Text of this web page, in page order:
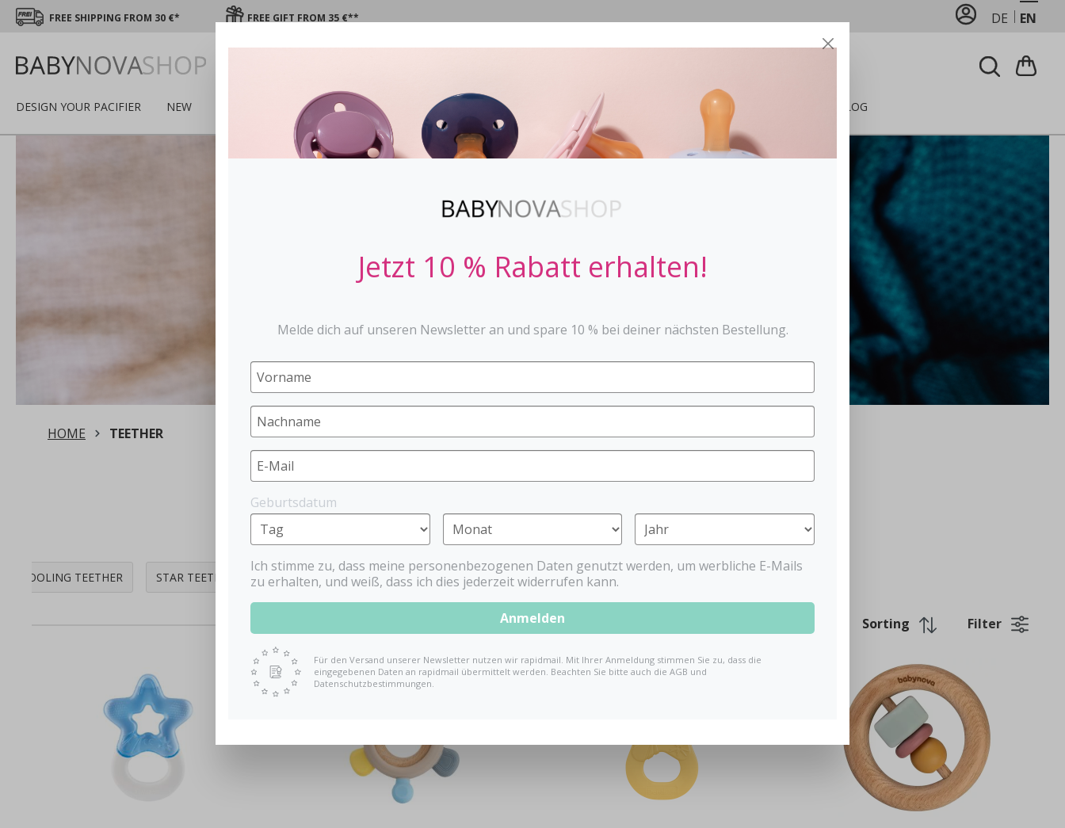
FREE SHIPPING FROM 30 €* FREE GIFT FROM 35 €** DE EN
DESIGN YOUR PACIFIER NEW WINTER PACIFIER STOPPi BABY BOTTLES TEETHER FEEDING BLOG
HOME TEETHER
PRODUCTS
COOLING TEETHER STAR TEETHER WOOD TEETHERS MOTORIC TEETHER
Filter
Jetzt 10 % Rabatt erhalten!
Melde dich auf unseren Newsletter an und spare 10 % bei deiner nächsten Bestellung.
Geburtsdatum
Ich stimme zu, dass meine personenbezogenen Daten genutzt werden, um werbliche E-Mails
zu erhalten, und weiß, dass ich dies jederzeit widerrufen kann.
Anmelden
Für den Versand unserer Newsletter nutzen wir rapidmail. Mit Ihrer Anmeldung stimmen Sie zu, dass die
eingegebenen Daten an rapidmail übermittelt werden. Beachten Sie bitte auch die AGB und
Datenschutzbestimmungen.